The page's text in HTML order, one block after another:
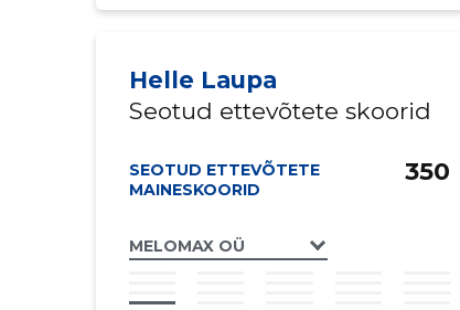
Helle Laupa
Seotud ettevõtete skoorid
SEOTUD ETTEVÕTETE
MAINESKOORID
MELOMAX OÜ
350